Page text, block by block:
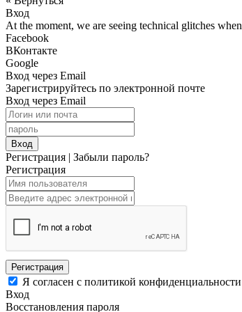
Вход
At the moment, we are seeing technical glitches
Facebook
ВКонтакте
Google
Вход через Email
Зарегистрируйтесь по электронной почте
Вход через Email
Вход
Регистрация | Забыли пароль?
Регистрация
Регистрация
Я согласен с политикой конфиденциальности
Вход
Восстановления пароля